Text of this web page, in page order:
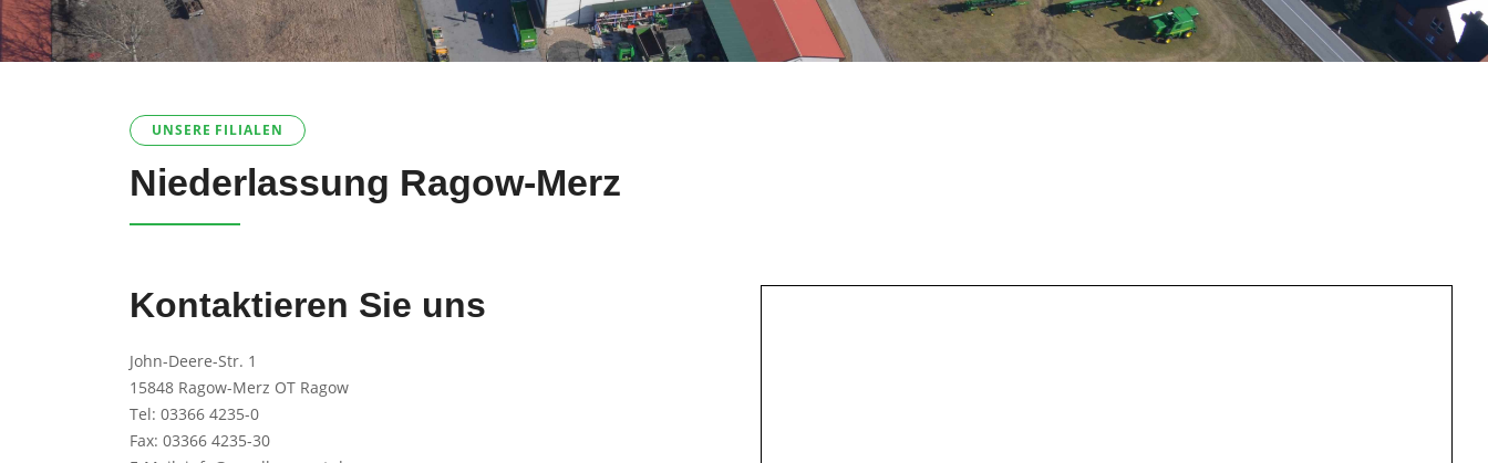
UNSERE FILIALEN
Niederlassung Ragow-Merz
Kontaktieren Sie uns
John-Deere-Str. 1
15848 Ragow-Merz OT Ragow
Tel: 03366 4235-0
Fax: 03366 4235-30